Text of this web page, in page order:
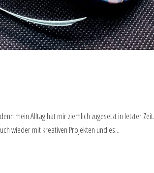
mein Alltag hat mir ziemlich zugesetzt in letzter
wieder mit kreativen Projekten und es...